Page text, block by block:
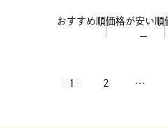
おすすめ順価格が安い順
1 2 …